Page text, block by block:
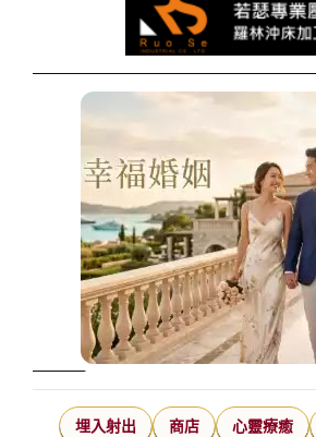
埋入射出 商店 心靈療癒